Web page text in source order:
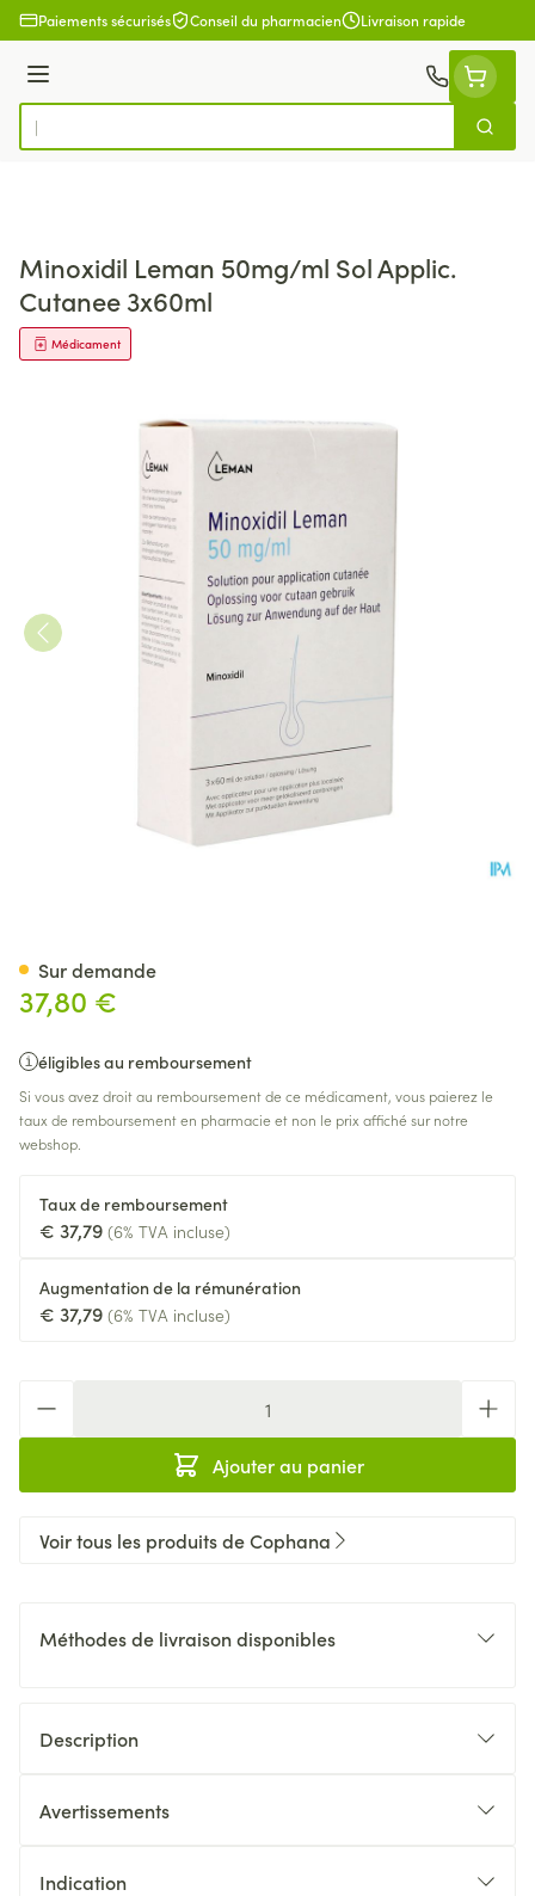
Aller au contenu
Paiements sécurisés Conseil du pharmacien Livraison rapide
Menu
Rechercher
Minoxidil Leman 50mg/ml Sol Applic.
Cutanee 3x60ml
Médicament
37,80 €
éligibles au remboursement
Si vous avez droit au remboursement de ce médicament, vous paierez le
taux de remboursement en pharmacie et non le prix affiché sur notre
webshop.
Taux de remboursement
€ 37,79 (6% TVA incluse)
Augmentation de la rémunération
€ 37,79 (6% TVA incluse)
Ajouter au panier
Sur demande
Voir tous les produits de Cophana
Méthodes de livraison disponibles
Description
Avertissements
Indication